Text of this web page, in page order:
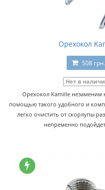
Орехокол
508 грн.
Нет в
Орехокол Kamille незаменим
помощью такого удобного и
легко очистить от скорлупы
непременно